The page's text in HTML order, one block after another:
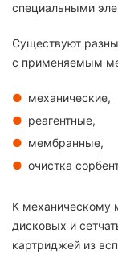
специальными
Существуют
с применяемым
механические,
реагентные,
мембранные,
очистка
К механическому
дисковых и
картриджей из